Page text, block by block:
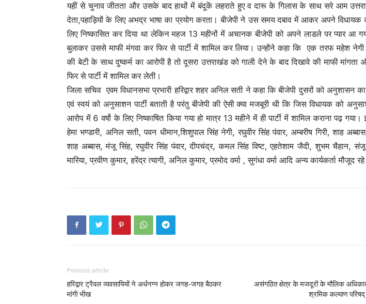
यहीं से चुनाव जीतता और उसके बाद हाथों में बंदूकें लहराते हुए व दारू के गिलास के साथ सरे आम
देता,पहाड़ियों के लिए अभद्र भाषा का प्रयोग करता। बीजेपी ने उस समय दबाव में आकर अपने
लिए निष्कासित कर दिया था लेकिन महज 13 महीनों में अचानक बीजेपी को अपने लाडले पर प्यार आ
बुलाकर उससे माफी मंगवा कर फिर से पार्टी में शामिल कर लिया। उन्होंने कहा कि एक तरफ महेश नेगी
की बेटी के साथ दुष्कर्म का आरोपी है तो दूसरा उत्तराखंड को गाली देने के बाद दिखावे की माफी मांगता
फिर से पार्टी में शामिल कर लेती।
जिला सचिव एवम विधानसभा प्रभारी हरिद्वार शहर अनिल सती ने कहा कि बीजेपी दुसरों को अनुशासन का
एवं स्वयं को अनुसाशन पार्टी बताती है परंतु बीजेपी की ऐसी क्या मजबूरी थी कि जिस विधायक को
आरोप में 6 वर्षो के लिए निष्काषित किया गया हो मात्र 13 महीने में ही पार्टी में शामिल कराना पढ़
हेमा भण्डारी, अनिल सती, पवन धीमान,शिशुपाल सिंह नेगी, रघुवीर सिंह पंवार, अम्बरीष गिरी, शाह
शाह अब्बास, मंजू सिंह, रघुवीर सिंह पंवार, दीपचंद्र, कमल सिंह विष्ट, एहतेशाम जैदी, शुभम चैहान,
मारिया, प्रवीण कुमार, हरेंद्र त्यागी, अनिल कुमार, प्रमोद वर्मा , सुगंधा वर्मा आदि अन्य कार्यकर्ता मौजूद
Previous article
हरिद्वार ट्रैवल व्यवसायियों ने अर्धनग्न होकर जगह-जगह बैठकर
मांगी भीख
असंगठित क्षेत्र के मजदूरों के मौलिक
श्रमिक कल्याण